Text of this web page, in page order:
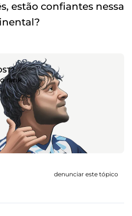
estão confiantes nessa
rank
denunciar este tópico